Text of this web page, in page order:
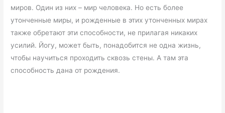
миров. Один из них – мир человека. Но есть более
утонченные миры, и рожденные в этих утонченных мирах
также обретают эти способности, не прилагая никаких
усилий. Йогу, может быть, понадобится не одна жизнь,
чтобы научиться проходить сквозь стены. А там эта
способность дана от рождения.